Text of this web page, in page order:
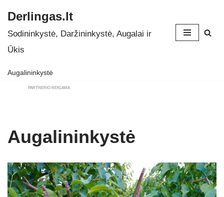
Skip
to
Derlingas.lt
Sodininkystė, Daržininkystė, Augalai ir
Ūkis
Augalininkystė
PARTNERIO REKLAMA
Augalininkystė